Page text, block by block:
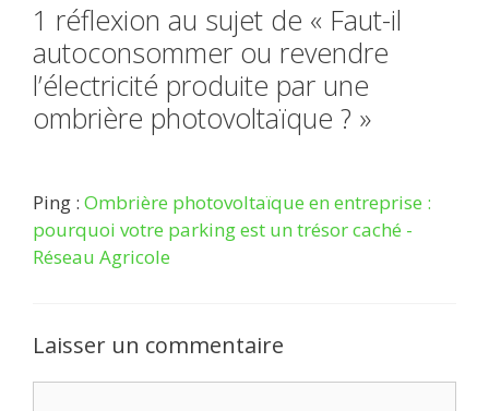
1 réflexion au sujet de « Faut-il
autoconsommer ou revendre
l’électricité produite par une
ombrière photovoltaïque ? »
Ping : Ombrière photovoltaïque en entreprise :
pourquoi votre parking est un trésor caché -
Réseau Agricole
Laisser un commentaire